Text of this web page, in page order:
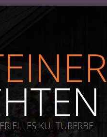
KULTURERBE